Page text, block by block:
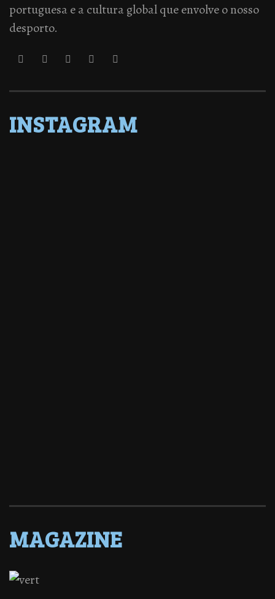
portuguesa e a cultura global que envolve o nosso
desporto.
INSTAGRAM
MAGAZINE